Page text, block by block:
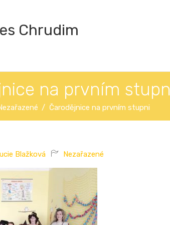
Chrudim
na prvním
Čarodějnice na prvním stupni
Blažková Nezařazené